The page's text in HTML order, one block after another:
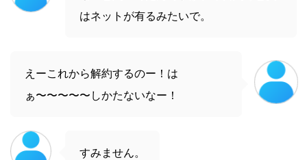
はネットが有るみたいで。
えーこれから解約するのー！は
ぁ〜〜〜〜〜しかたないなー！
すみません。